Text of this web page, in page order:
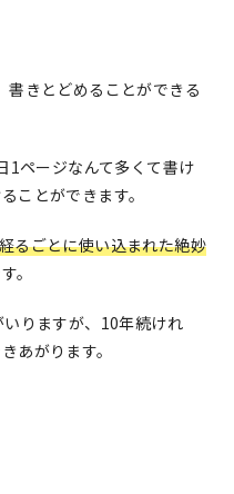
書きとどめることができる
1ページなんて多くて書け
ことができます。
るごとに使い込まれた絶妙
。
りますが、10年続けれ
あがります。